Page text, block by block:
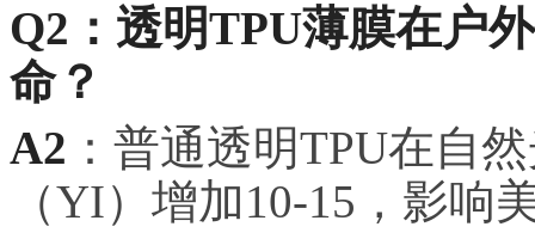
Q2：透明TPU薄膜在户
命？
A2 ：普通透明TPU在自
（YI）增加10-15，影响